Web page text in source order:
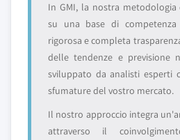
In GMI, la nostra metodologia
su una base di competenza
rigorosa e completa
delle tendenze e previsione
sviluppato da analisti esperti
sfumature del vostro mercato.
Il nostro approccio integra
attraverso il